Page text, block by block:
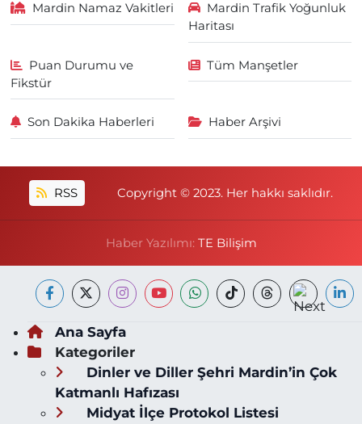
Mardin Namaz Vakitleri
Mardin Trafik Yoğunluk
Haritası
Puan Durumu ve
Fikstür
Tüm Manşetler
Son Dakika Haberleri Haber Arşivi
RSS Copyright © 2023. Her hakkı saklıdır.
Haber Yazılımı: TE Bilişim
Ana Sayfa
Kategoriler
Dinler ve Diller Şehri Mardin’in Çok
Katmanlı Hafızası
Midyat İlçe Protokol Listesi